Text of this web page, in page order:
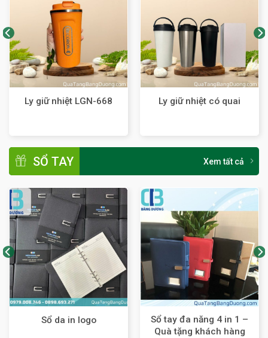
Ly giữ nhiệt LGN-668 Ly giữ nhiệt có quai
SỔ TAY Xem tất cả
Sổ da in logo
Sổ tay đa năng 4 in 1 –
Quà tặng khách hàng